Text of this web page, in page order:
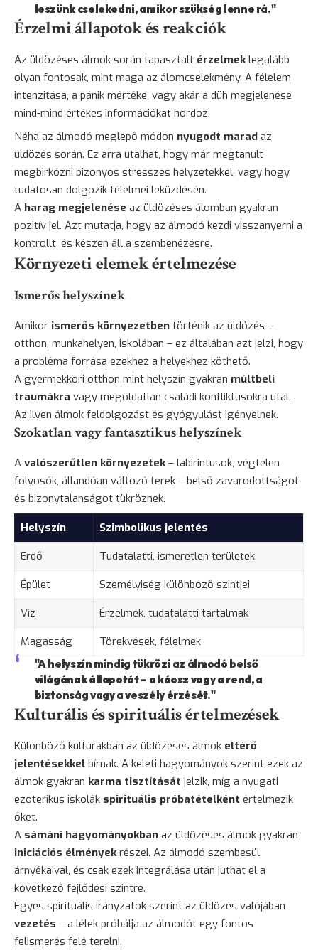
leszünk cselekedni, amikor szükség lenne rá."
Érzelmi állapotok és reakciók
Az üldözéses álmok során tapasztalt érzelmeklegalább
olyan fontosak, mint maga az álomcselekmény. A félelem
intenzitása, a pánik mértéke, vagy akár a düh megjelenése
mind-mind értékes információkat hordoz.
Néha az álmodó meglepő módon nyugodt marad az
üldözés során. Ez arra utalhat, hogy már megtanult
megbirkózni bizonyos stresszes helyzetekkel, vagy hogy
tudatosan dolgozik félelmei leküzdésén.
A harag megjelenése az üldözéses álomban gyakran
pozitív jel. Azt mutatja, hogy az álmodó kezdi visszanyerni a
kontrollt, és készen áll a szembenézésre.
Környezeti elemek értelmezése
Ismerős helyszínek
Amikor ismerős környezetben történik az üldözés –
otthon, munkahelyen, iskolában – ez általában azt jelzi, hogy
a probléma forrása ezekhez a helyekhez köthető.
A gyermekkori otthon mint helyszín gyakran múltbeli
traumákra vagy megoldatlan családi konfliktusokra utal.
Az ilyen álmok feldolgozást és gyógyulást igényelnek.
Szokatlan vagy fantasztikus helyszínek
A valószerűtlen környezetek– labirintusok, végtelen
folyosók, állandóan változó terek – belső zavarodottságot
és bizonytalanságot tükröznek.
Helyszín
Szimbolikus jelentés
Erdő
Tudatalatti, ismeretlen területek
Épület
Személyiség különböző szintjei
Víz
Érzelmek, tudatalatti tartalmak
Magasság
Törekvések, félelmek
"A helyszín mindig tükrözi az álmodó belső
világának állapotát – a káosz vagy a rend, a
biztonság vagy a veszély érzését."
Kulturális és spirituális értelmezések
Különböző kultúrákban az üldözéses álmok eltérő
jelentésekkel bírnak. A keleti hagyományok szerint ezek az
álmok gyakran karma tisztítását jelzik, míg a nyugati
ezoterikus iskolák spirituális próbatételként értelmezik
őket.
A sámáni hagyományokban az üldözéses álmok gyakran
iniciációs élményekrészei. Az álmodó szembesül
árnyékaival, és csak ezek integrálása után juthat el a
következő fejlődési szintre.
Egyes spirituális irányzatok szerint az üldözés valójában
vezetés – a lélek próbálja az álmodót egy fontos
felismerés felé terelni.